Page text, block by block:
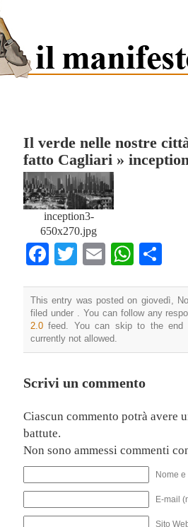
Il verde nelle nostre
fatto Cagliari »
inception3-
650x270.jpg
Facebook
TwitterEmail
This entry was posted on giovedì,
filed under . You can follow any
2.0 feed. You can skip to the end
currently not allowed.
Scrivi un commento
Ciascun commento potrà avere
battute.
Non sono ammessi commenti
Nome
E-mail
Sito